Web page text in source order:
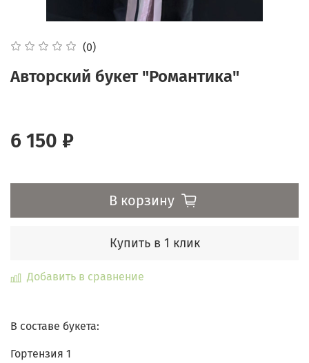
(0)
Авторский букет "Романтика"
6 150 ₽
В корзину
Купить в 1 клик
Добавить в сравнение
В составе букета:
Гортензия 1